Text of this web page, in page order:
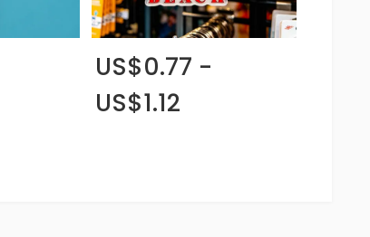
US$0.77 -
US$1.12